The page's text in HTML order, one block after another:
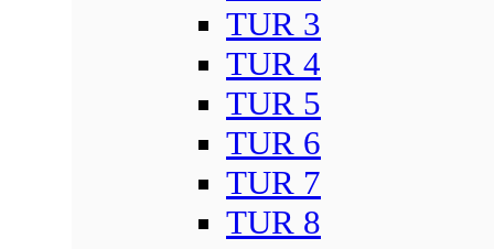
TUR 3
TUR 4
TUR 5
TUR 6
TUR 7
TUR 8